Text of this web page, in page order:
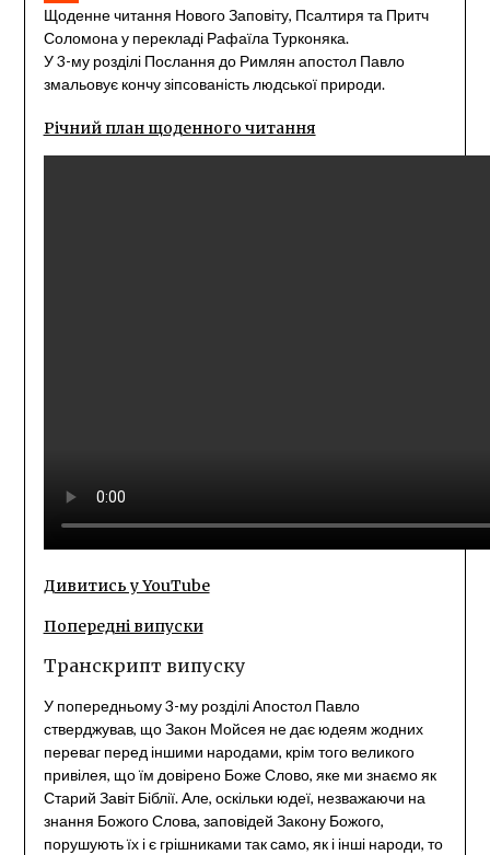
Reddit
Щоденне читання Нового Заповіту, Псалтиря та Притч
Соломона у перекладі Рафаїла Турконяка.
У 3-му розділі Послання до Римлян апостол Павло
змальовує кончу зіпсованість людської природи.
Річний план щоденного читання
Дивитись у YouTube
Попередні випуски
Транскрипт випуску
У попередньому 3-му розділі Апостол Павло
стверджував, що Закон Мойсея не дає юдеям жодних
переваг перед іншими народами, крім того великого
привілея, що їм довірено Боже Слово, яке ми знаємо як
Старий Завіт Біблії. Але, оскільки юдеї, незважаючи на
знання Божого Слова, заповідей Закону Божого,
порушують їх і є грішниками так само, як і інші народи, то